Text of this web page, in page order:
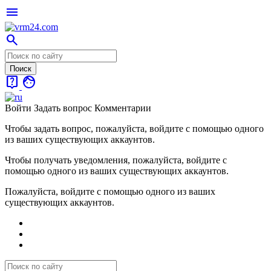
menu
search
live_help face
Войти Задать вопрос Комментарии
Чтобы задать вопрос, пожалуйста, войдите с помощью одного
из ваших существующих аккаунтов.
Чтобы получать уведомления, пожалуйста, войдите с
помощью одного из ваших существующих аккаунтов.
Пожалуйста, войдите с помощью одного из ваших
существующих аккаунтов.